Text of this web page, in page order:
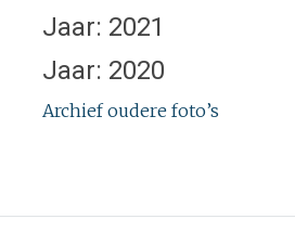
Jaar: 2021
Jaar: 2020
Archief oudere foto’s